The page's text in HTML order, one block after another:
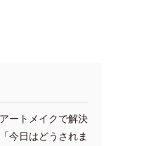
ートメイクで解決
今日はどうされま